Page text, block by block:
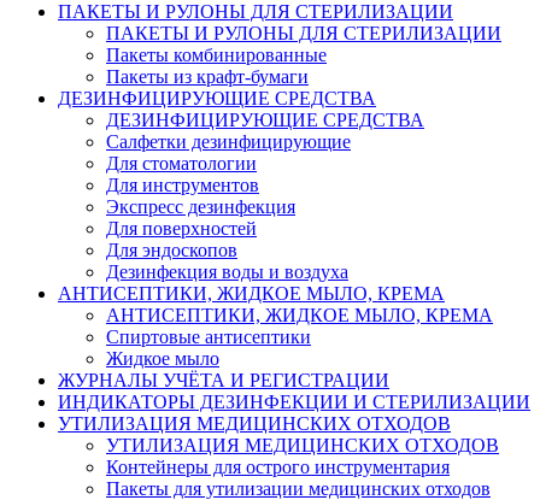
ПАКЕТЫ И РУЛОНЫ ДЛЯ СТЕРИЛИЗАЦИИ
ПАКЕТЫ И РУЛОНЫ ДЛЯ СТЕРИЛИЗАЦИИ
Пакеты комбинированные
Пакеты из крафт-бумаги
ДЕЗИНФИЦИРУЮЩИЕ СРЕДСТВА
ДЕЗИНФИЦИРУЮЩИЕ СРЕДСТВА
Салфетки дезинфицирующие
Для стоматологии
Для инструментов
Экспресс дезинфекция
Для поверхностей
Для эндоскопов
Дезинфекция воды и воздуха
АНТИСЕПТИКИ, ЖИДКОЕ МЫЛО, КРЕМА
АНТИСЕПТИКИ, ЖИДКОЕ МЫЛО, КРЕМА
Спиртовые антисептики
Жидкое мыло
ЖУРНАЛЫ УЧЁТА И РЕГИСТРАЦИИ
ИНДИКАТОРЫ ДЕЗИНФЕКЦИИ И СТЕРИЛИЗАЦИИ
УТИЛИЗАЦИЯ МЕДИЦИНСКИХ ОТХОДОВ
УТИЛИЗАЦИЯ МЕДИЦИНСКИХ ОТХОДОВ
Контейнеры для острого инструментария
Пакеты для утилизации медицинских отходов